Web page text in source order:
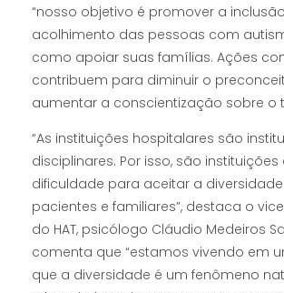
“nosso objetivo é promover a
acolhimento das pessoas com
como apoiar suas famílias. Ações
contribuem para diminuir o
aumentar a conscientização sobre o
“As instituições hospitalares são
disciplinares. Por isso, são
dificuldade para aceitar a
pacientes e familiares”, destaca o
do HAT, psicólogo Cláudio Medeiros
comenta que “estamos vivendo em
que a diversidade é um fenômeno